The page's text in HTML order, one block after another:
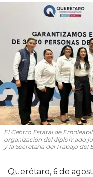
El Centro Estatal de
organización del diplomado
y la Secretaría del Trabajo del
Querétaro, 6 de